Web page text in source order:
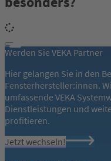
Werden Sie VEKA Partner
Hier gelangen Sie in den
Fensterhersteller:innen.
umfassende VEKA
Dienstleistungen und
profitieren.
Jetzt wechseln!